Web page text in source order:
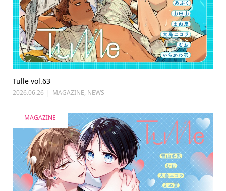
Tulle vol.63
2026.06.26 MAGAZINE, NEWS
MAGAZINE